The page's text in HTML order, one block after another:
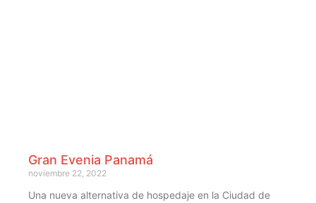
Gran Evenia Panamá
noviembre 22, 2022
Una nueva alternativa de hospedaje en la Ciudad de